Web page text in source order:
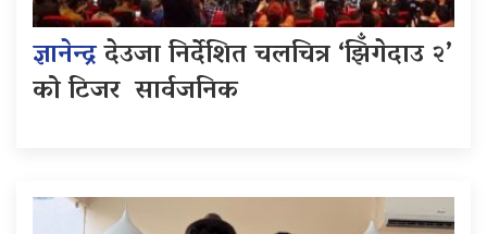
ज्ञानेन्द्रदेउजा निर्देशित चलचित्र ‘झिँगेदाउ २’
को टिजर सार्वजनिक